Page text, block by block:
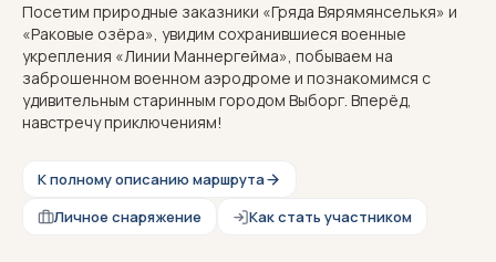
Посетим природные заказники «Гряда Вярямянселькя» и
«Раковые озёра», увидим сохранившиеся военные
укрепления «Линии Маннергейма», побываем на
заброшенном военном аэродроме и познакомимся с
удивительным старинным городом Выборг. Вперёд,
навстречу приключениям!
Личное снаряжение Как стать участником
К полному описанию маршрута